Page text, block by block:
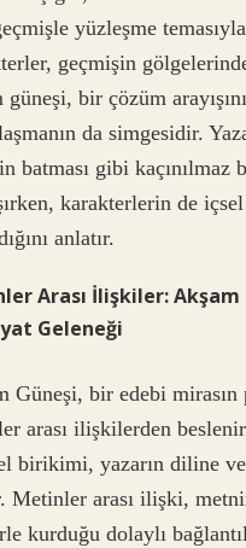
yüzleşme
geçmişin gölgelerinde
güneşi, bir çözüm
da simgesidir.
batması gibi kaçınılmaz
karakterlerin de
anlatır.
Arası İlişkiler: Akşam
Geleneği
Güneşi, bir edebi mirasın
arası ilişkilerden
birikimi, yazarın diline ve
Metinler arası ilişki,
kurduğu dolaylı